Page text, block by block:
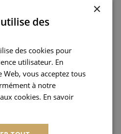
ÉQUIPE
associés, 12 avocats
et 5 assistantes, l’équipe du
quasi-exclusivement en
immobilière.
×
des
des cookies pour
utilisateur. En
vous acceptez tous
à notre
cookies. En savoir